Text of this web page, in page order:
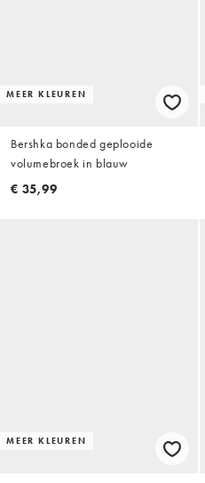
MEER KLEUREN
Bershka bonded geplooide
volumebroek in blauw
€ 35,99
MEER KLEUREN